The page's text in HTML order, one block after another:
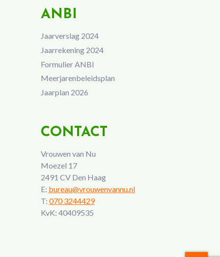
ANBI
Jaarverslag 2024
Jaarrekening 2024
Formulier ANBI
Meerjarenbeleidsplan
Jaarplan 2026
CONTACT
Vrouwen van Nu
Moezel 17
2491 CV Den Haag
E: bureau@vrouwenvannu.nl
T: 070 3244429
KvK: 40409535